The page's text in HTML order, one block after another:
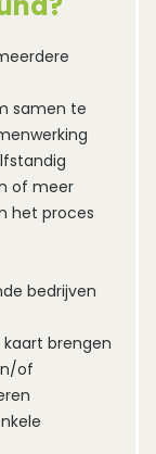
samen te
of meer
het proces
bedrijven
brengen
of